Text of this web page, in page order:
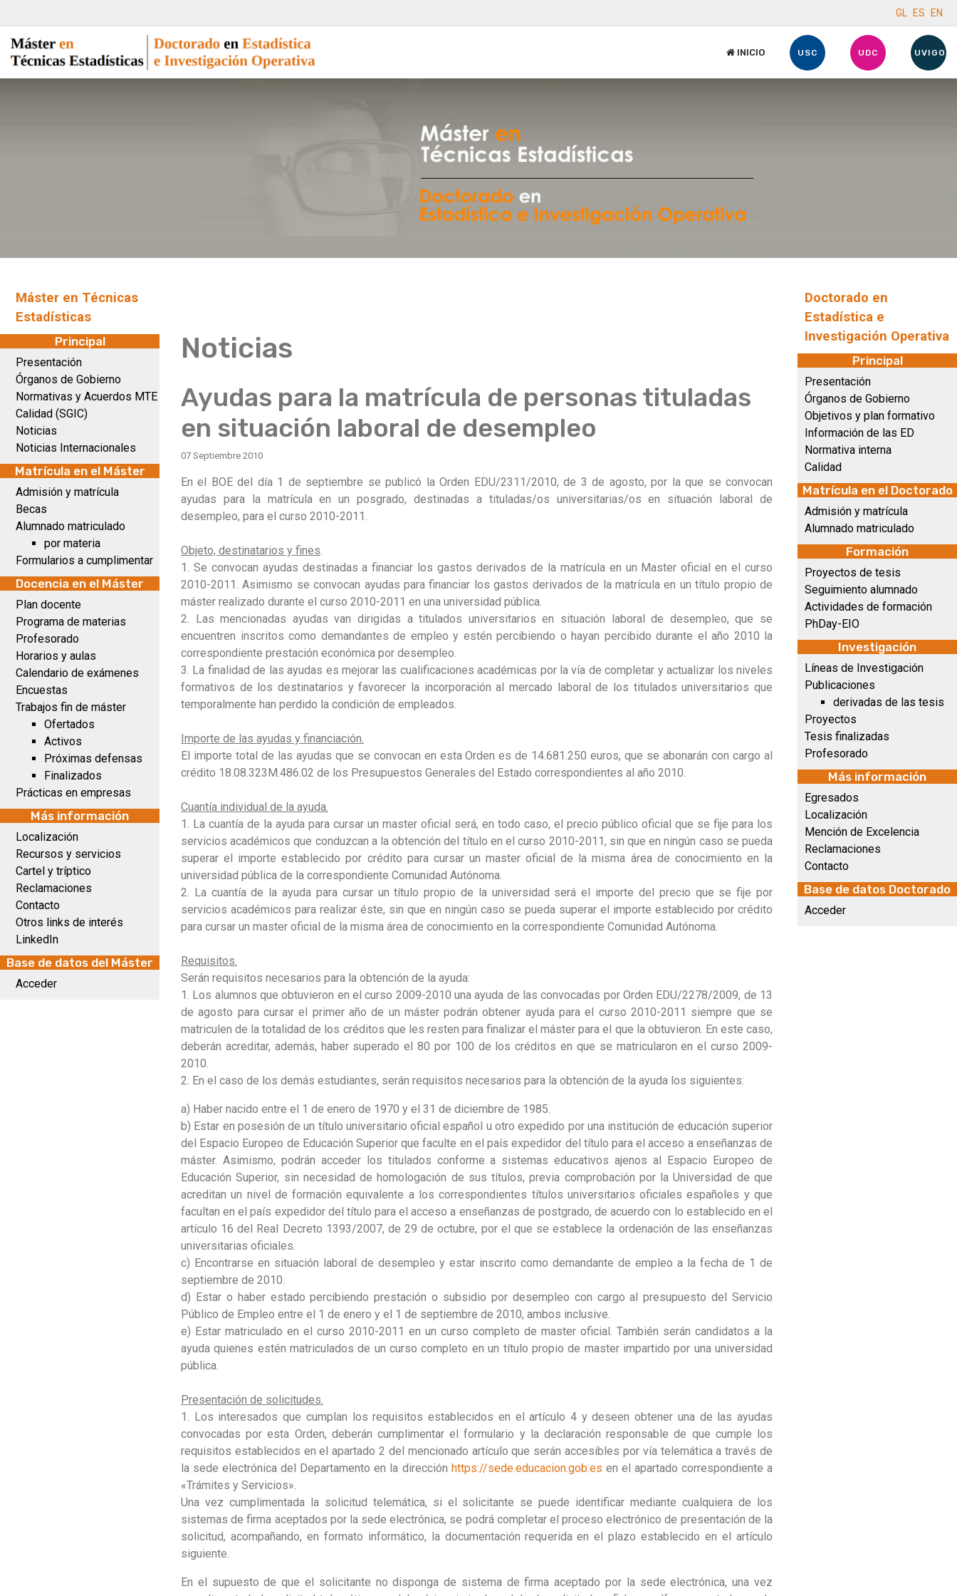
GL ES EN
INICIO USC UDC UVIGO
Máster en Técnicas
Estadísticas
Principal
Presentación
Órganos de Gobierno
Normativas y Acuerdos MTE
Calidad (SGIC)
Noticias
Noticias Internacionales
Matrícula en el Máster
Admisión y matrícula
Becas
Alumnado matriculado
por materia
Formularios a cumplimentar
Docencia en el Máster
Plan docente
Programa de materias
Profesorado
Horarios y aulas
Calendario de exámenes
Encuestas
Trabajos fin de máster
Ofertados
Activos
Próximas defensas
Finalizados
Prácticas en empresas
Más información
Localización
Recursos y servicios
Cartel y tríptico
Reclamaciones
Contacto
Otros links de interés
LinkedIn
Base de datos del Máster
Acceder
Noticias
Ayudas para la matrícula de personas tituladas
en situación laboral de desempleo
07 Septiembre 2010
En el BOE del día 1 de septiembre se publicó la Orden EDU/2311/2010, de 3 de agosto, por la que se convocan
ayudas para la matrícula en un posgrado, destinadas a tituladas/os universitarias/os en situación laboral de
desempleo, para el curso 2010-2011.
Objeto, destinatarios y fines.
1. Se convocan ayudas destinadas a financiar los gastos derivados de la matrícula en un Master oficial en el curso
2010-2011. Asimismo se convocan ayudas para financiar los gastos derivados de la matrícula en un título propio de
máster realizado durante el curso 2010-2011 en una universidad pública.
2. Las mencionadas ayudas van dirigidas a titulados universitarios en situación laboral de desempleo, que se
encuentren inscritos como demandantes de empleo y estén percibiendo o hayan percibido durante el año 2010 la
correspondiente prestación económica por desempleo.
3. La finalidad de las ayudas es mejorar las cualificaciones académicas por la vía de completar y actualizar los niveles
formativos de los destinatarios y favorecer la incorporación al mercado laboral de los titulados universitarios que
temporalmente han perdido la condición de empleados.
Importe de las ayudas y financiación.
El importe total de las ayudas que se convocan en esta Orden es de 14.681.250 euros, que se abonarán con cargo al
crédito 18.08.323M.486.02 de los Presupuestos Generales del Estado correspondientes al año 2010.
Cuantía individual de la ayuda.
1. La cuantía de la ayuda para cursar un master oficial será, en todo caso, el precio público oficial que se fije para los
servicios académicos que conduzcan a la obtención del título en el curso 2010-2011, sin que en ningún caso se pueda
superar el importe establecido por crédito para cursar un master oficial de la misma área de conocimiento en la
universidad pública de la correspondiente Comunidad Autónoma.
2. La cuantía de la ayuda para cursar un título propio de la universidad será el importe del precio que se fije por
servicios académicos para realizar éste, sin que en ningún caso se pueda superar el importe establecido por crédito
para cursar un master oficial de la misma área de conocimiento en la correspondiente Comunidad Autónoma.
Requisitos.
Serán requisitos necesarios para la obtención de la ayuda:
1. Los alumnos que obtuvieron en el curso 2009-2010 una ayuda de las convocadas por Orden EDU/2278/2009, de 13
de agosto para cursar el primer año de un máster podrán obtener ayuda para el curso 2010-2011 siempre que se
matriculen de la totalidad de los créditos que les resten para finalizar el máster para el que la obtuvieron. En este caso,
deberán acreditar, además, haber superado el 80 por 100 de los créditos en que se matricularon en el curso 2009-
2010.
2. En el caso de los demás estudiantes, serán requisitos necesarios para la obtención de la ayuda los siguientes:
a) Haber nacido entre el 1 de enero de 1970 y el 31 de diciembre de 1985.
b) Estar en posesión de un título universitario oficial español u otro expedido por una institución de educación superior
del Espacio Europeo de Educación Superior que faculte en el país expedidor del título para el acceso a enseñanzas de
máster. Asimismo, podrán acceder los titulados conforme a sistemas educativos ajenos al Espacio Europeo de
Educación Superior, sin necesidad de homologación de sus títulos, previa comprobación por la Universidad de que
acreditan un nivel de formación equivalente a los correspondientes títulos universitarios oficiales españoles y que
facultan en el país expedidor del título para el acceso a enseñanzas de postgrado, de acuerdo con lo establecido en el
artículo 16 del Real Decreto 1393/2007, de 29 de octubre, por el que se establece la ordenación de las enseñanzas
universitarias oficiales.
c) Encontrarse en situación laboral de desempleo y estar inscrito como demandante de empleo a la fecha de 1 de
septiembre de 2010.
d) Estar o haber estado percibiendo prestación o subsidio por desempleo con cargo al presupuesto del Servicio
Público de Empleo entre el 1 de enero y el 1 de septiembre de 2010, ambos inclusive.
e) Estar matriculado en el curso 2010-2011 en un curso completo de master oficial. También serán candidatos a la
ayuda quienes estén matriculados de un curso completo en un título propio de master impartido por una universidad
pública.
Presentación de solicitudes.
1. Los interesados que cumplan los requisitos establecidos en el artículo 4 y deseen obtener una de las ayudas
convocadas por esta Orden, deberán cumplimentar el formulario y la declaración responsable de que cumple los
requisitos establecidos en el apartado 2 del mencionado artículo que serán accesibles por vía telemática a través de
la sede electrónica del Departamento en la dirección https://sede.educacion.gob.es en el apartado correspondiente a
«Trámites y Servicios».
Una vez cumplimentada la solicitud telemática, si el solicitante se puede identificar mediante cualquiera de los
sistemas de firma aceptados por la sede electrónica, se podrá completar el proceso electrónico de presentación de la
solicitud, acompañando, en formato informático, la documentación requerida en el plazo establecido en el artículo
siguiente.
En el supuesto de que el solicitante no disponga de sistema de firma aceptado por la sede electrónica, una vez
Doctorado en
Estadística e
Investigación Operativa
Principal
Presentación
Órganos de Gobierno
Objetivos y plan formativo
Información de las ED
Normativa interna
Calidad
Matrícula en el Doctorado
Admisión y matrícula
Alumnado matriculado
Formación
Proyectos de tesis
Seguimiento alumnado
Actividades de formación
PhDay-EIO
Investigación
Líneas de Investigación
Publicaciones
derivadas de las tesis
Proyectos
Tesis finalizadas
Profesorado
Más información
Egresados
Localización
Mención de Excelencia
Reclamaciones
Contacto
Base de datos Doctorado
Acceder